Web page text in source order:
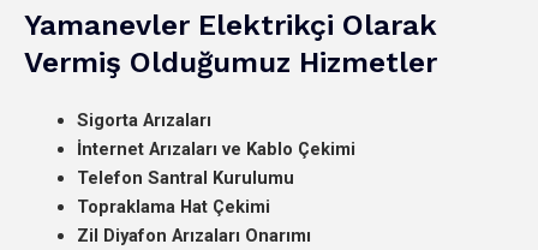
Yamanevler Elektrikçi Olarak
Vermiş Olduğumuz Hizmetler
Sigorta Arızaları
İnternet Arızaları ve Kablo Çekimi
Telefon Santral Kurulumu
Topraklama Hat Çekimi
Zil Diyafon Arızaları Onarımı